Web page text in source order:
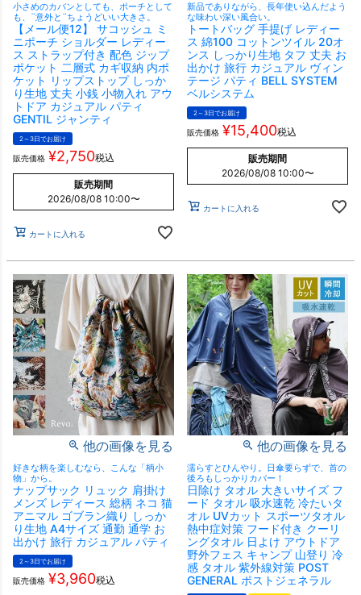
小さめのカバンとしても、ポーチとして
も、¨意外と¨ちょうどいい大きさ。
【メール便12】 サコッシュ ミ
ニポーチ ショルダー レディー
ス ストラップ付き 配色 ジップ
ポケット 二層式 カギ収納 内ポ
ケット リップストップ しっか
り生地 丈夫 小銭 小物入れ アウ
トドア カジュアル パティ
GENTIL ジャンティ
2～3日でお届け
販売価格 ¥2,750税込
販売期間
2026/08/08 10:00〜
カートに入れる
新品でありながら、長年使い込んだよう
な味わい深い風合い。
トートバッグ 手提げ レディー
ス 綿100 コットンツイル 20オ
ンス しっかり生地 タフ 丈夫 お
出かけ 旅行 カジュアル ヴィン
テージ パティ BELL SYSTEM
ベルシステム
2～3日でお届け
販売価格 ¥15,400税込
販売期間
2026/08/08 10:00〜
カートに入れる
他の画像を見る
好きな柄を楽しむなら、こんな「柄小
物」から。
ナップサック リュック 肩掛け
メンズ レディース 総柄 ネコ 猫
アニマル ゴブラン織り しっか
り生地 A4サイズ 通勤 通学 お
出かけ 旅行 カジュアル パティ
2～3日でお届け
販売価格 ¥3,960税込
他の画像を見る
濡らすとひんやり。日傘要らずで、首の
後ろもしっかりカバー！
日除け タオル 大きいサイズ フ
ード タオル 吸水速乾 冷たいタ
オル UVカット スポーツタオル
熱中症対策 フード付き クーリ
ングタオル 日よけ アウトドア
野外フェス キャンプ 山登り 冷
感 タオル 紫外線対策 POST
GENERAL ポストジェネラル